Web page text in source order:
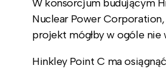
W konsorcjum budującym
Nuclear Power
projekt mógłby w ogóle nie
Hinkley Point C ma